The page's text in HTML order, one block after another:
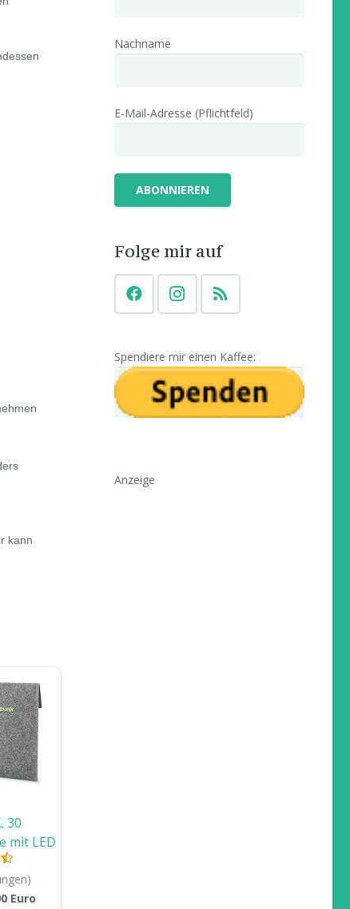
kann
30
mit LED
weiß
Euro
Nachname
E-Mail-Adresse (Pflichtfeld)
Folge mir auf
Spendiere mir einen Kaffee:
Anzeige